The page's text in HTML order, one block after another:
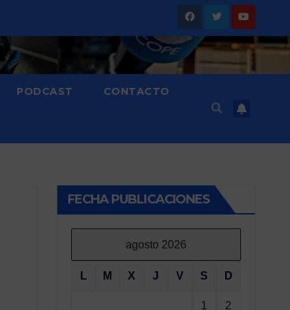
PODCAST CONTACTO
FECHA PUBLICACIONES
agosto 2026
L M X J V S D
1 2